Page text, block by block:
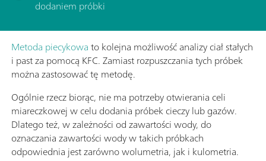
dodaniem próbki
Metoda piecykowato kolejna możliwość analizy ciał stałych
i past za pomocą KFC. Zamiast rozpuszczania tych próbek
można zastosować tę metodę.
Ogólnie rzecz biorąc, nie ma potrzeby otwierania celi
miareczkowej w celu dodania próbek cieczy lub gazów.
Dlatego też, w zależności od zawartości wody, do
oznaczania zawartości wody w takich próbkach
odpowiednia jest zarówno wolumetria, jak i kulometria.